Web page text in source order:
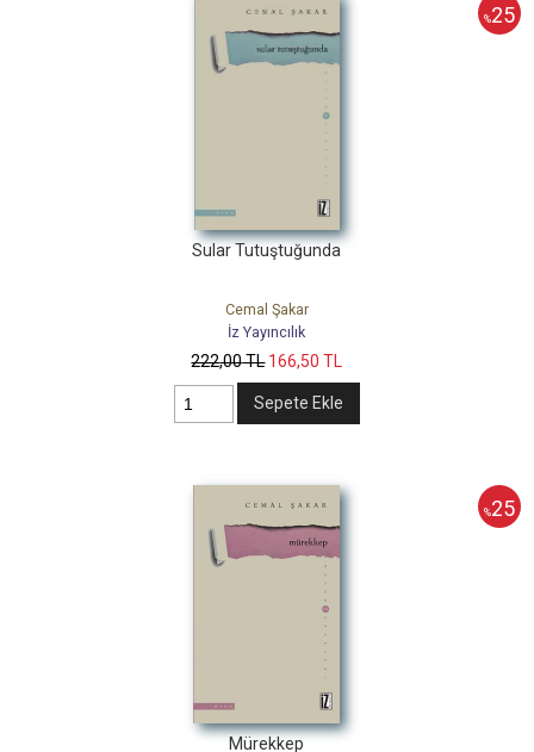
%25
Sular Tutuştuğunda
Cemal Şakar
İz Yayıncılık
222,00TL 166,50 TL
Sepete Ekle
%25
Mürekkep